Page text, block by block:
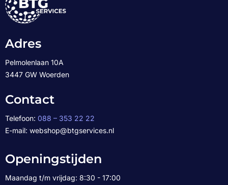
Adres
Pelmolenlaan 10A
3447 GW Woerden
Contact
Telefoon: 088 – 353 22 22
E-mail: webshop@btgservices.nl
Openingstijden
Maandag t/m vrijdag: 8:30 - 17:00